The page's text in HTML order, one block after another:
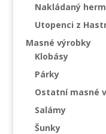
Nakládaný
Utopenci z
Masné výrobky
Klobásy
Párky
Ostatní masné
Salámy
Šunky